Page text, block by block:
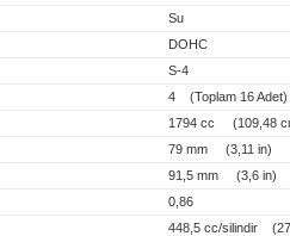
Su
DOHC
S-4
4 (Toplam 16 Adet)
1794 cc (109,48
79 mm (3,11 in)
91,5 mm (3,6 in)
0,86
448,5 cc/silindir